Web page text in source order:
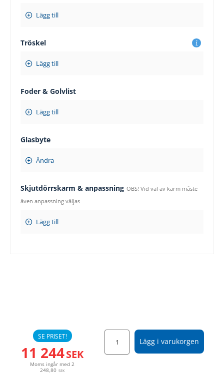
Lägg till
Tröskel
Lägg till
Foder & Golvlist
Lägg till
Glasbyte
Ändra
Skjutdörrskarm & anpassning OBS! Vid val av karm måste
även anpassning väljas
Lägg till
Lägg i varukorgen
SE PRISET!
11 244SEK
Moms ingår med 2
248,80 SEK